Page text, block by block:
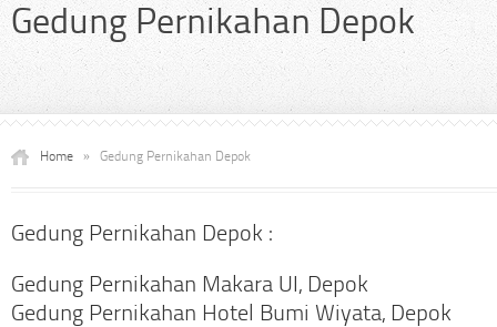
Gedung Pernikahan Depok
Home » Gedung Pernikahan Depok
Gedung Pernikahan Depok :
Gedung Pernikahan Makara UI, Depok
Gedung Pernikahan Hotel Bumi Wiyata, Depok